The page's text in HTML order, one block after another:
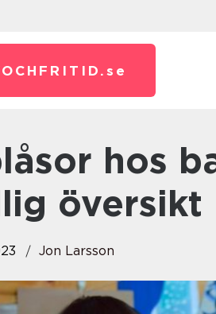
se
översikt
Jon Larsson